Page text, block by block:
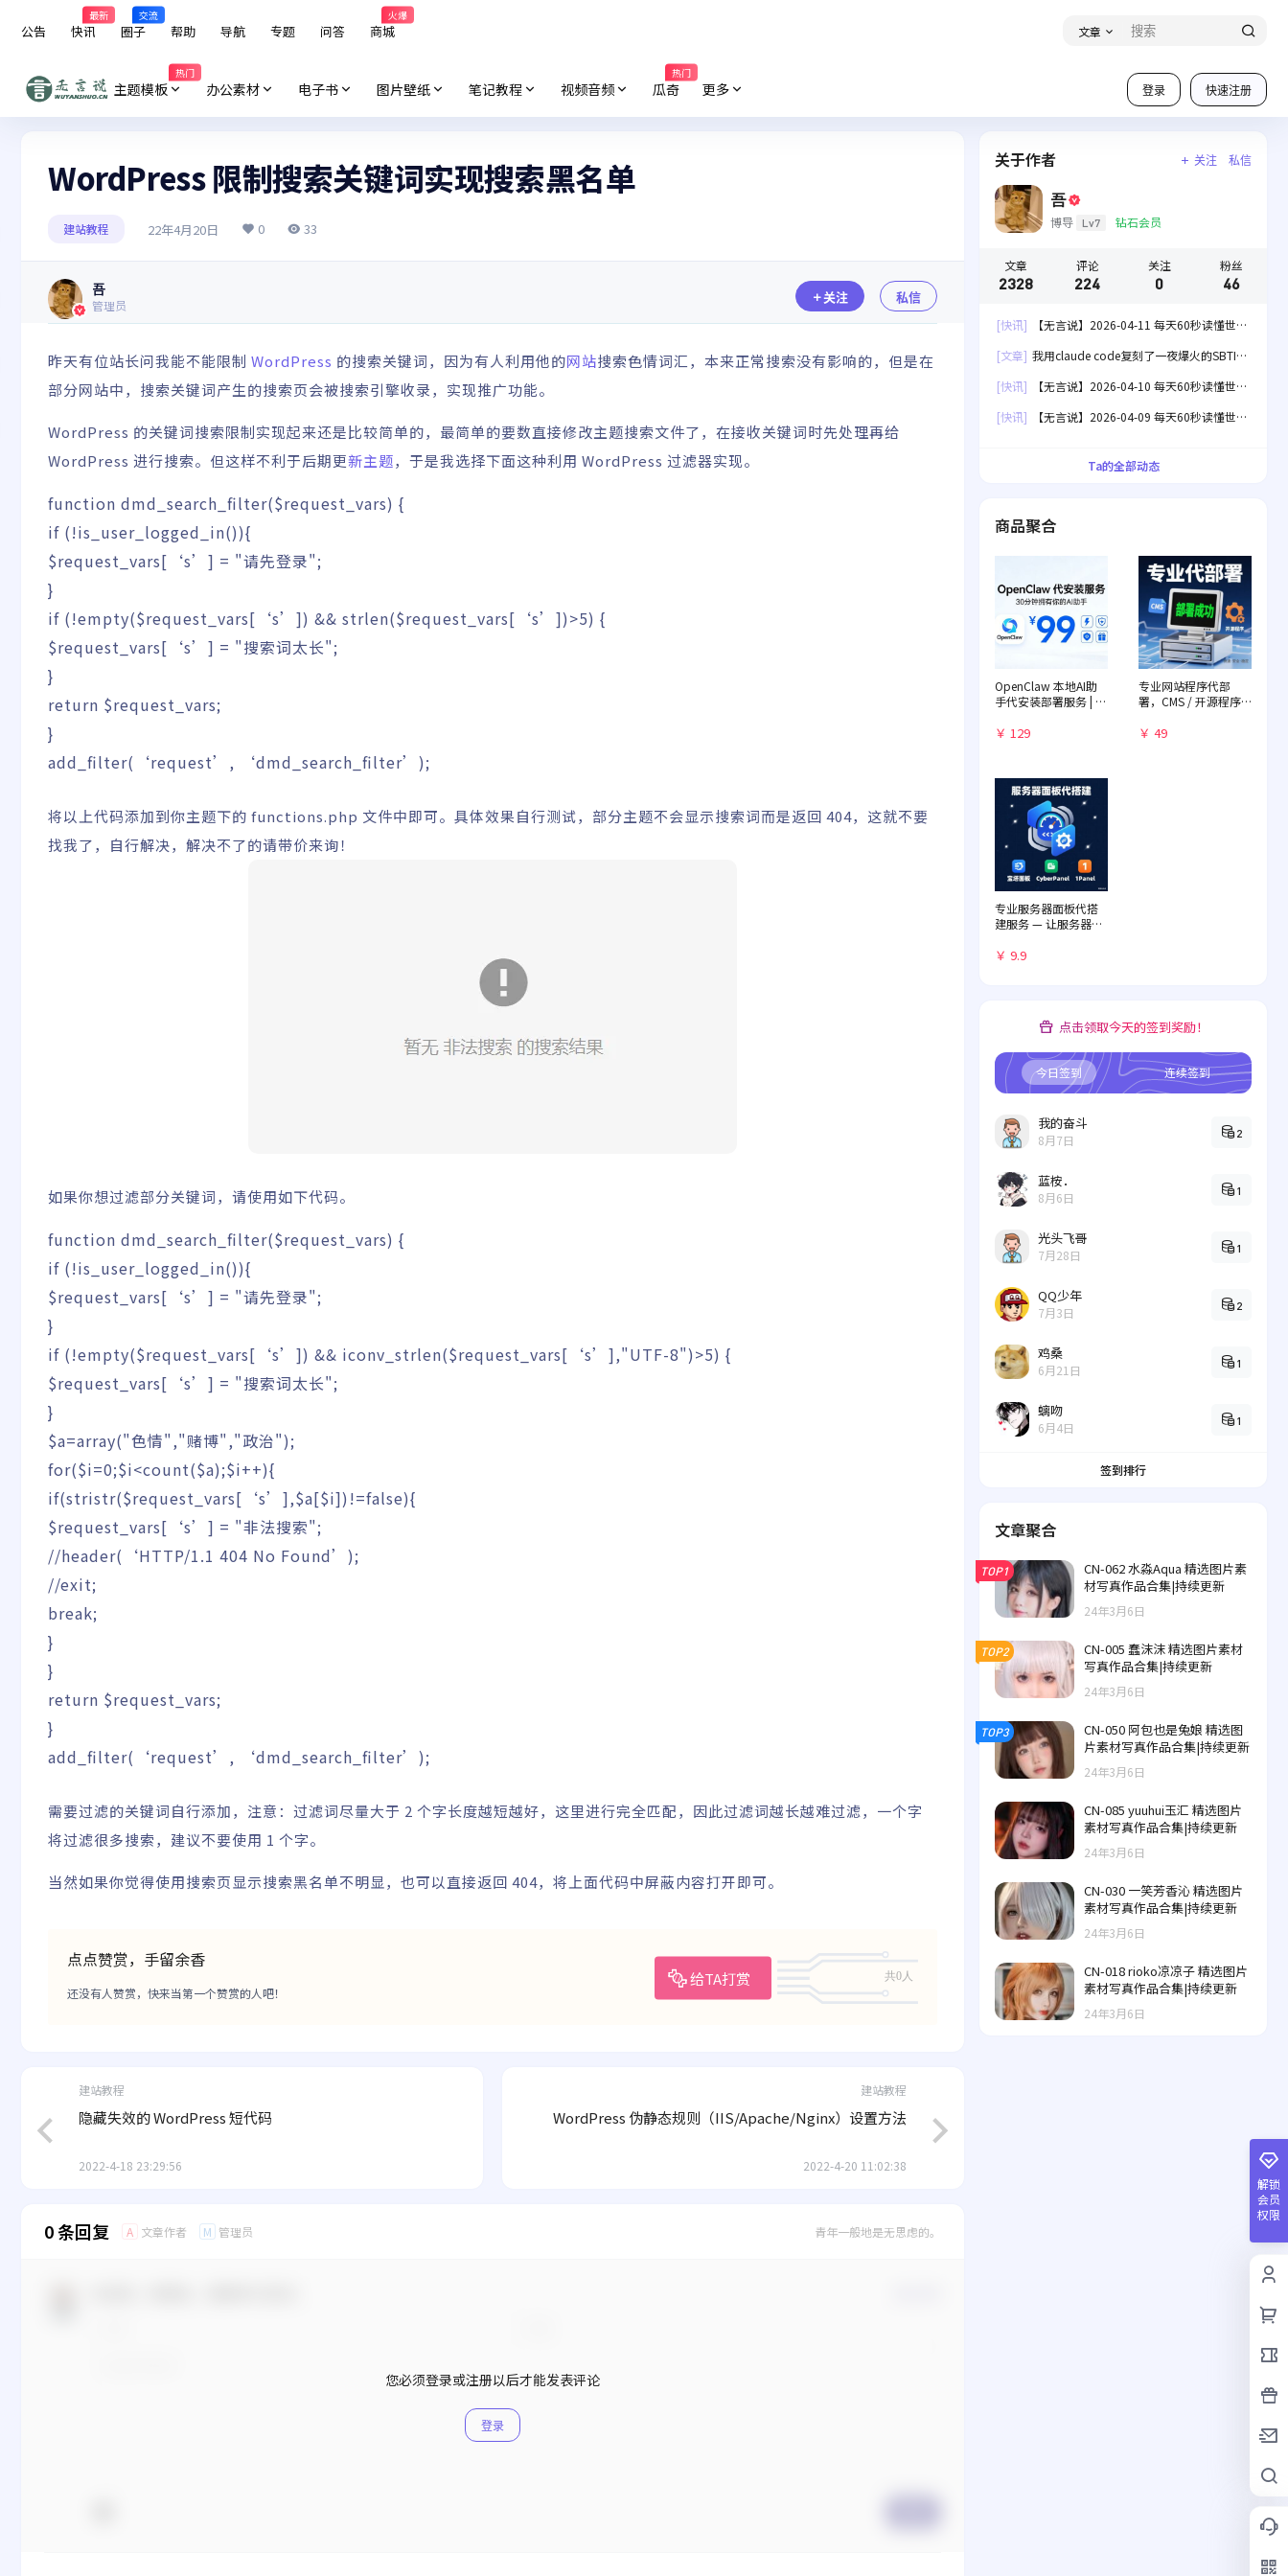
公告 快讯
最新
圈子
交流
帮助 导航 专题 问答 商城
火爆
文章
登录 快速注册
主题模板
热门
办公素材 电子书 图片壁纸 笔记教程 视频音频 瓜奇
热门
更多
WordPress 限制搜索关键词实现搜索黑名单
建站教程 22年4月20日 0 33
吾
管理员 关注 私信
昨天有位站长问我能不能限制 WordPress 的搜索关键词，因为有人利用他的网站搜索色情词汇，本来正常搜索没有影响的，但是在
部分网站中，搜索关键词产生的搜索页会被搜索引擎收录，实现推广功能。
WordPress 的关键词搜索限制实现起来还是比较简单的，最简单的要数直接修改主题搜索文件了，在接收关键词时先处理再给
WordPress 进行搜索。但这样不利于后期更新主题，于是我选择下面这种利用 WordPress 过滤器实现。
function dmd_search_filter($request_vars) {
if (!is_user_logged_in()){
$request_vars[ ‘s’ ] = "请先登录";
}
if (!empty($request_vars[ ‘s’ ]) && strlen($request_vars[ ‘s’ ])>5) {
$request_vars[ ‘s’ ] = "搜索词太长";
}
return $request_vars;
}
add_filter( ‘request’ , ‘dmd_search_filter’ );
将以上代码添加到你主题下的 functions.php 文件中即可。具体效果自行测试，部分主题不会显示搜索词而是返回 404，这就不要
找我了，自行解决，解决不了的请带价来询！
如果你想过滤部分关键词，请使用如下代码。
function dmd_search_filter($request_vars) {
if (!is_user_logged_in()){
$request_vars[ ‘s’ ] = "请先登录";
}
if (!empty($request_vars[ ‘s’ ]) && iconv_strlen($request_vars[ ‘s’ ],"UTF-8")>5) {
$request_vars[ ‘s’ ] = "搜索词太长";
}
$a=array("色情","赌博","政治");
for($i=0;$i<count($a);$i++){
if(stristr($request_vars[ ‘s’ ],$a[$i]) !=false){
$request_vars[ ‘s’ ] = "非法搜索";
//header(‘HTTP/1.1 404 No Found’);
//exit;
break;
}
}
return $request_vars;
}
add_filter( ‘request’ , ‘dmd_search_filter’ );
需要过滤的关键词自行添加，注意：过滤词尽量大于 2 个字长度越短越好，这里进行完全匹配，因此过滤词越长越难过滤，一个字
将过滤很多搜索，建议不要使用 1 个字。
当然如果你觉得使用搜索页显示搜索黑名单不明显，也可以直接返回 404，将上面代码中屏蔽内容打开即可。
点点赞赏，手留余香
给TA打赏 共0人
还没有人赞赏，快来当第一个赞赏的人吧！
建站教程
隐藏失效的 WordPress 短代码
2022-4-18 23:29:56
建站教程
WordPress 伪静态规则（IIS/Apache/Nginx）设置方法
2022-4-20 11:02:38
0 条回复 A 文章作者 M 管理员 青年一般地是无思虑的。
您必须登录或注册以后才能发表评论
登录
关于作者 关注 私信
吾
博导 Lv7 钻石会员
文章
2328
评论
224
关注
0
粉丝
46
[快讯]
【无言说】2026-04-11 每天60秒读懂世
[文章] 我用claude code复刻了一夜爆火的SBTI
[快讯]
【无言说】2026-04-10 每天60秒读懂世
[快讯]
【无言说】2026-04-09 每天60秒读懂世
Ta的全部动态
商品聚合
OpenClaw 本地AI助
手代安装部署服务 | 远
门教程
￥ 129
专业网站程序代部
署，CMS / 开源程序
￥ 49
专业服务器面板代搭
建服务 — 让服务器管
￥ 9.9
点击领取今天的签到奖励！
今日签到 连续签到
我的奋斗
8月7日 2
蓝桉．
8月6日 1
光头飞哥
7月28日 1
QQ少年
7月3日 2
鸡桑
6月21日 1
螭吻
6月4日 1
签到排行
文章聚合
TOP1
CN-062 水淼Aqua 精选图片素
材写真作品合集|持续更新
24年3月6日
TOP2
CN-005 蠢沫沫 精选图片素材
写真作品合集|持续更新
24年3月6日
TOP3
CN-050 阿包也是兔娘 精选图
片素材写真作品合集|持续更新
24年3月6日
CN-085 yuuhui玉汇 精选图片
素材写真作品合集|持续更新
24年3月6日
CN-030 一笑芳香沁 精选图片
素材写真作品合集|持续更新
24年3月6日
CN-018 rioko凉凉子 精选图片
素材写真作品合集|持续更新
24年3月6日
解锁
会员
权限